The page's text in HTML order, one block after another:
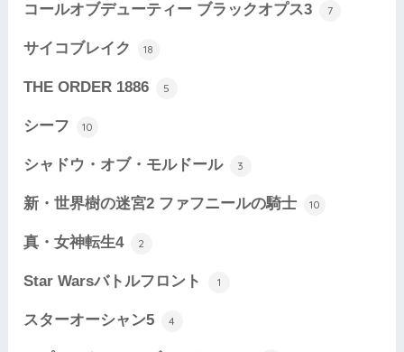
コールオブデューティー ブラックオプス3 7
サイコブレイク 18
THE ORDER 1886 5
シーフ 10
シャドウ・オブ・モルドール 3
新・世界樹の迷宮2 ファフニールの騎士 10
真・女神転生4 2
Star Warsバトルフロント 1
スターオーシャン5 4